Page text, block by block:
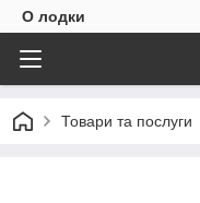
О лодки
Товари та послуги